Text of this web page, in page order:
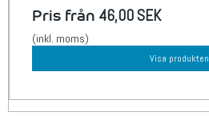
Pris från 46,00 SEK
(inkl. moms)
Visa produkten